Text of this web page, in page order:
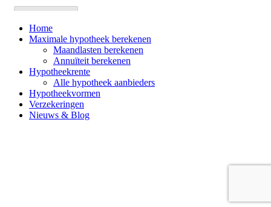
Home
Maximale hypotheek berekenen
Maandlasten berekenen
Annuïteit berekenen
Hypotheekrente
Alle hypotheek aanbieders
Hypotheekvormen
Verzekeringen
Nieuws & Blog